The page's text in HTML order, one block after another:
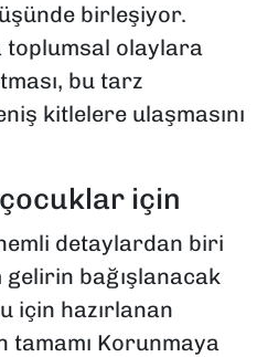
birleşiyor.
toplumsal olaylara
bu tarz
kitlelere ulaşmasını
için
detaylardan biri
gelirin bağışlanacak
için hazırlanan
tamamı Korunmaya